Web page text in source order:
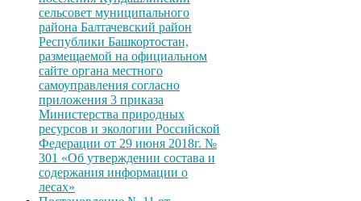
сельсовет муниципального
района Балтачевский район
Республики Башкортостан,
размещаемой на официальном
сайте органа местного
самоуправления согласно
приложения 3 приказа
Министерства природных
ресурсов и экологии Российской
Федерации от 29 июня 2018г. №
301 «Об утверждении состава и
содержания информации о
лесах»